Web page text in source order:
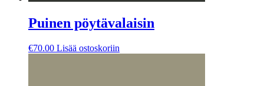
Puinen pöytävalaisin
€70.00 Lisää ostoskoriin